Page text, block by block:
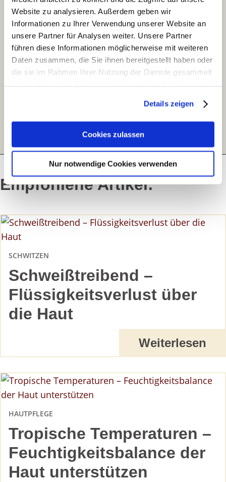
Website zu analysieren. Außerdem geben wir
Informationen zu Ihrer Verwendung unserer Website an
unsere Partner für Analysen weiter. Unsere Partner
führen diese Informationen möglicherweise mit weiteren
Daten zusammen, die Sie ihnen bereitgestellt haben oder
die sie im Rahmen Ihrer Nutzung der Dienste gesammelt
Erfahren Sie in unsererDatenschutzerklärungmehr
darüber, wer wir sind, wie Sie uns kontaktieren können
und wie wir personenbezogene Daten verarbeiten.
Sie können Ihre Einwilligung jederzeit von derCookie-
Details zeigen
Cookies zulassen
Nur notwendige Cookies verwenden
kosmetischer Produkte erfahren:
Barcode scannen
oder
Integrierte Texterkennung nutzen
Direkt den gesuchten Inhaltsstoff eingeben
Empfohlene Artikel:
Schweißtreibend –
Flüssigkeitsverlust über
die Haut
SCHWITZEN
Weiterlesen
Tropische Temperaturen –
Feuchtigkeitsbalance der
Haut unterstützen
HAUTPFLEGE